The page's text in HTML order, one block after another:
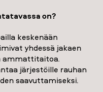
on?
keskenään
yhdessä jakaen
ammattitaitoa.
järjestöille rauhan
saavuttamiseksi.